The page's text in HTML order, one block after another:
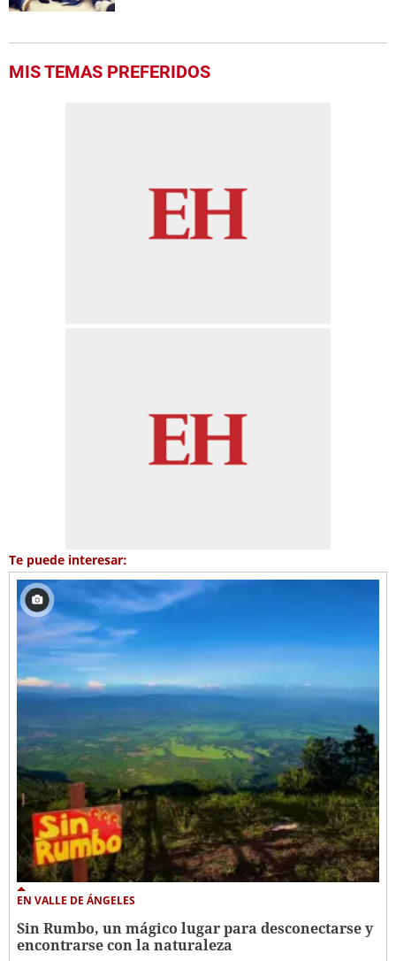
MIS TEMAS PREFERIDOS
Te puede interesar:
EN VALLE DE ÁNGELES
Sin Rumbo, un mágico lugar para desconectarse y
encontrarse con la naturaleza